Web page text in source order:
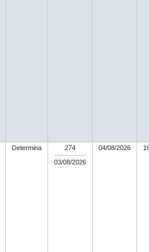
Determina
274
03/08/2026
04/08/2026